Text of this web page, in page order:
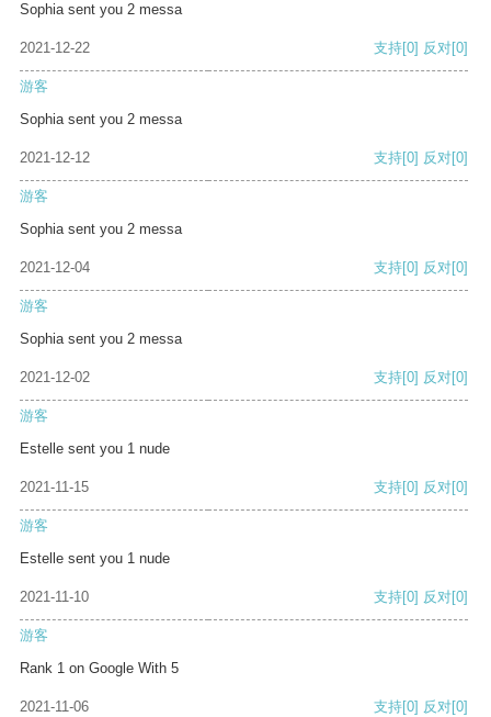
Sophia sent you 2 messa
2021-12-22 支持[0] 反对[0]
游客
Sophia sent you 2 messa
2021-12-12 支持[0] 反对[0]
游客
Sophia sent you 2 messa
2021-12-04 支持[0] 反对[0]
游客
Sophia sent you 2 messa
2021-12-02 支持[0] 反对[0]
游客
Estelle sent you 1 nude
2021-11-15 支持[0] 反对[0]
游客
Estelle sent you 1 nude
2021-11-10 支持[0] 反对[0]
游客
Rank 1 on Google With 5
2021-11-06 支持[0] 反对[0]